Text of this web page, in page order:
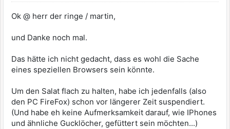
Ok @ herr der ringe / martin,
und Danke noch mal.
Das hätte ich nicht gedacht, dass es wohl die Sache
eines speziellen Browsers sein könnte.
Um den Salat flach zu halten, habe ich jedenfalls (also
den PC FireFox) schon vor längerer Zeit suspendiert.
(Und habe eh keine Aufmerksamkeit darauf, wie IPhones
und ähnliche Gucklöcher, gefüttert sein möchten...)